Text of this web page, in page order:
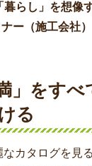
らし」を想像
ー（施工会社
」をすべ
る
カタログを見